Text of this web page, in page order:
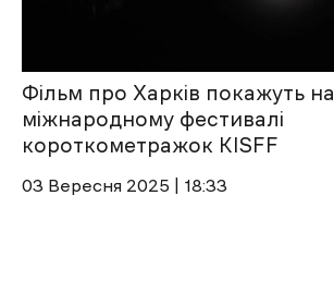
Фільм про Харків покажуть на
міжнародному фестивалі
короткометражок KISFF
03 Вересня 2025 | 18:33